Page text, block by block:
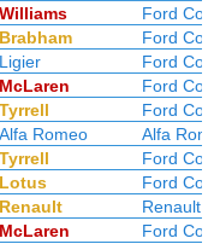
Williams
Ford
Brabham
Ford
Ligier
Ford
McLaren
Ford
Tyrrell
Ford
Alfa Romeo
Alfa
Tyrrell
Ford
Lotus
Ford
Renault
Renault
McLaren
Ford